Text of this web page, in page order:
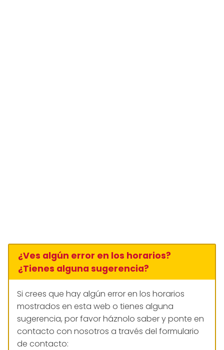
¿Ves algún error en los horarios?
¿Tienes alguna sugerencia?
Si crees que hay algún error en los horarios
mostrados en esta web o tienes alguna
sugerencia, por favor háznolo saber y ponte en
contacto con nosotros a través del formulario
de contacto: